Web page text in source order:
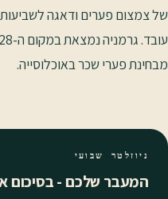
של צמצום פערים ודאגה
מבחינת פערי שכר באוכלוסייה.
ניוזלטר שבועי
המעבר שלכם - בסיכום